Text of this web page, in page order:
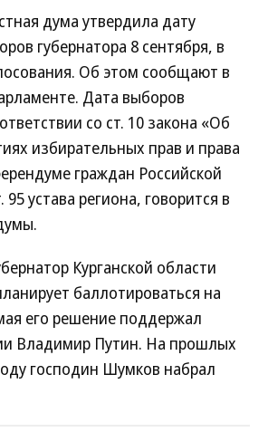
дума утвердила дату
губернатора 8 сентября, в
Об этом сообщают в
Дата выборов
со ст. 10 закона «Об
избирательных прав и права
граждан Российской
устава региона, говорится в
Курганской области
баллотироваться на
его решение поддержал
Владимир Путин. На прошлых
господин Шумков набрал